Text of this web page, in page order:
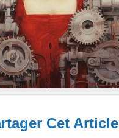
Cet Article​